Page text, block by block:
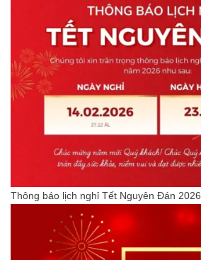
Thông báo lịch nghỉ Tết Nguyên Đán 2026